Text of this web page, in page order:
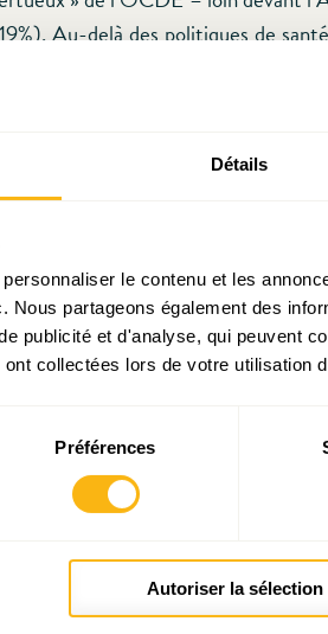
Détails
le contenu et les
Nous partageons également des
publicité et d'analyse, qui peuvent
collectées lors de votre utilisation
Préférences
Autoriser la sélection
Au-delà des politiques de
chez les cadres supérieurs,
même pas vous en griller une avant